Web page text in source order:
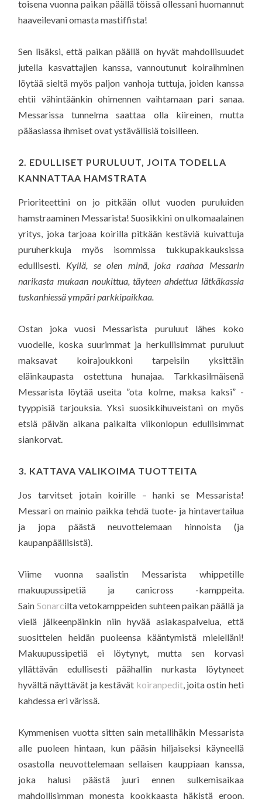
toisena vuonna paikan päällä töissä ollessani huomannut
haaveilevani omasta mastiffista!
Sen lisäksi, että paikan päällä on hyvät mahdollisuudet
jutella kasvattajien kanssa, vannoutunut koiraihminen
löytää sieltä myös paljon vanhoja tuttuja, joiden kanssa
ehtii vähintäänkin ohimennen vaihtamaan pari sanaa.
Messarissa tunnelma saattaa olla kiireinen, mutta
pääasiassa ihmiset ovat ystävällisiä toisilleen.
2. EDULLISET PURULUUT, JOITA TODELLA
KANNATTAA HAMSTRATA
Prioriteettini on jo pitkään ollut vuoden puruluiden
hamstraaminen Messarista! Suosikkini on ulkomaalainen
yritys, joka tarjoaa koirilla pitkään kestäviä kuivattuja
puruherkkuja myös isommissa tukkupakkauksissa
edullisesti. Kyllä, se olen minä, joka raahaa Messarin
narikasta mukaan noukittua, täyteen ahdettua lätkäkassia
tuskanhiessä ympäri parkkipaikkaa.
Ostan joka vuosi Messarista puruluut lähes koko
vuodelle, koska suurimmat ja herkullisimmat puruluut
maksavat koirajoukkoni tarpeisiin yksittäin
eläinkaupasta ostettuna hunajaa. Tarkkasilmäisenä
Messarista löytää useita ”ota kolme, maksa kaksi” -
tyyppisiä tarjouksia. Yksi suosikkihuveistani on myös
etsiä päivän aikana paikalta viikonlopun edullisimmat
siankorvat.
3. KATTAVA VALIKOIMA TUOTTEITA
Jos tarvitset jotain koirille – hanki se Messarista!
Messari on mainio paikka tehdä tuote- ja hintavertailua
ja jopa päästä neuvottelemaan hinnoista (ja
kaupanpäällisistä).
Viime vuonna saalistin Messarista whippetille
makuupussipetiä ja canicross -kamppeita.
Sain Sonarcilta vetokamppeiden suhteen paikan päällä ja
vielä jälkeenpäinkin niin hyvää asiakaspalvelua, että
suosittelen heidän puoleensa kääntymistä mielelläni!
Makuupussipetiä ei löytynyt, mutta sen korvasi
yllättävän edullisesti päähallin nurkasta löytyneet
hyvältä näyttävät ja kestävät koiranpedit, joita ostin heti
kahdessa eri värissä.
Kymmenisen vuotta sitten sain metallihäkin Messarista
alle puoleen hintaan, kun pääsin hiljaiseksi käyneellä
osastolla neuvottelemaan sellaisen kauppiaan kanssa,
joka halusi päästä juuri ennen sulkemisaikaa
mahdollisimman monesta kookkaasta häkistä eroon.